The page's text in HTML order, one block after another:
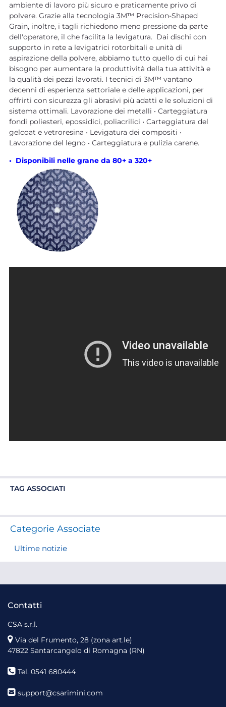
ambiente di lavoro più sicuro e praticamente privo di
polvere. Grazie alla tecnologia 3M™ Precision-Shaped
Grain, inoltre, i tagli richiedono meno pressione da parte
dell'operatore, il che facilita la levigatura. Dai dischi con
supporto in rete a levigatrici rotorbitali e unità di
aspirazione della polvere, abbiamo tutto quello di cui hai
bisogno per aumentare la produttività della tua attività e
la qualità dei pezzi lavorati. I tecnici di 3M™ vantano
decenni di esperienza settoriale e delle applicazioni, per
offrirti con sicurezza gli abrasivi più adatti e le soluzioni di
sistema ottimali. Lavorazione dei metalli • Carteggiatura
fondi poliesteri, epossidici, poliacrilici • Carteggiatura del
gelcoat e vetroresina • Levigatura dei compositi •
Lavorazione del legno • Carteggiatura e pulizia carene.
• Disponibili nelle grane da 80+ a 320+
TAG ASSOCIATI
Categorie Associate
Ultime notizie
Contatti
CSA s.r.l.
Via del Frumento, 28 (zona art.le)
47822 Santarcangelo di Romagna (RN)
Tel. 0541 680444
support@csarimini.com